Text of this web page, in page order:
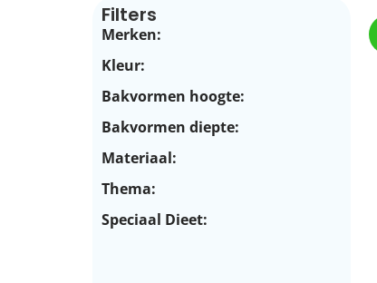
Filters
Merken:
Kleur:
Bakvormen hoogte:
Bakvormen diepte:
Materiaal:
Thema:
Speciaal Dieet: